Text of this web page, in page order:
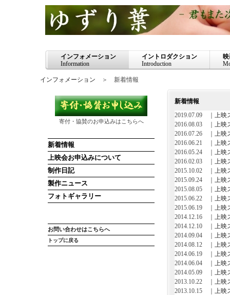
インフォメーション
Information
イントロダクション
Introduction
映
インフォメーション ＞ 新着情報
新着情報
2019.07.09 ｜ 上映
2016.08.03 ｜ 上映
2016.07.26 ｜ 上映
2016.06.21 ｜ 上映
2016.05.24 ｜ 上映
2016.02.03 ｜ 上映
2015.10.02 ｜ 上映
2015.09.24 ｜ 上映
2015.08.05 ｜ 上映
2015.06.22 ｜ 上映
2015.06.19 ｜ 上映
2014.12.16 ｜ 上映
2014.12.10 ｜ 上映
2014.09.04 ｜ 上映
2014.08.12 ｜ 上映
2014.06.19 ｜ 上映
2014.06.04 ｜ 上映
2014.05.09 ｜ 上映
2013.10.22 ｜ 上映
2013.10.15 ｜ 上映
寄付・協賛のお申込みはこちらへ
新着情報
上映会お申込みについて
制作日記
製作ニュース
フォトギャラリー
お問い合わせはこちらへ
トップに戻る